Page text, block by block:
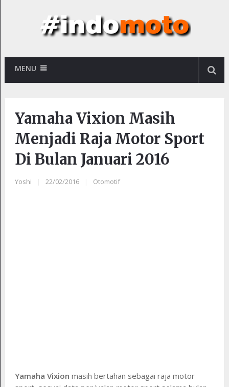
MENU
Yamaha Vixion Masih
Menjadi Raja Motor Sport
Di Bulan Januari 2016
Yoshi 22/02/2016 Otomotif
Yamaha Vixion masih bertahan sebagai raja motor